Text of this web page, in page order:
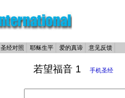
圣经对照 耶稣生平 爱的真谛 意见反馈
若望福音 1 手机圣经